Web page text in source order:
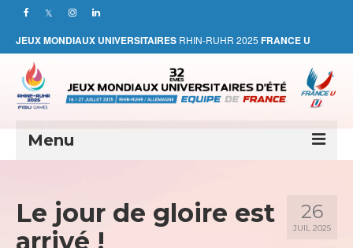
JEUX MONDIAUX UNIVERSITAIRES RHIN-RUHR 2025 FRANCE U
Menu
RHIN-RUHR 2025 26
JUIL 2025
Le jour de gloire est
arrivé !